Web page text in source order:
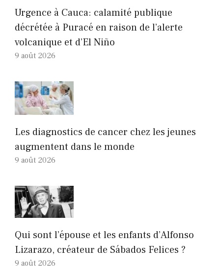
Urgence à Cauca: calamité publique
décrétée à Puracé en raison de l’alerte
volcanique et d’El Niño
9 août 2026
Les diagnostics de cancer chez les jeunes
augmentent dans le monde
9 août 2026
Qui sont l’épouse et les enfants d’Alfonso
Lizarazo, créateur de Sábados Felices ?
9 août 2026